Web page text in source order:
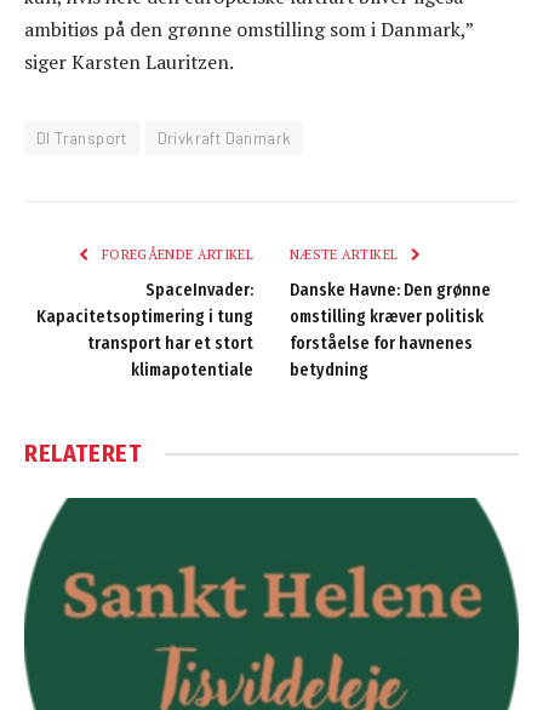
ambitiøs på den grønne omstilling som i Danmark,”
siger Karsten Lauritzen.
DI Transport Drivkraft Danmark
FOREGÅENDE ARTIKEL
SpaceInvader:
Kapacitetsoptimering i tung
transport har et stort
klimapotentiale
NÆSTE ARTIKEL
Danske Havne: Den grønne
omstilling kræver politisk
forståelse for havnenes
betydning
RELATERET